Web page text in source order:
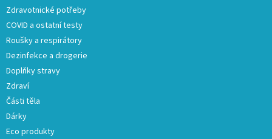
Zdravotnické potřeby
COVID a ostatní testy
Roušky a respirátory
Dezinfekce a drogerie
Doplňky stravy
Zdraví
Části těla
Dárky
Eco produkty